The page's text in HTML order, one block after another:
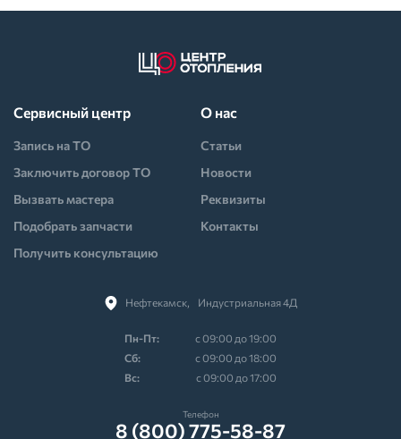
Нефтекамск,⠀Индустриальная 4Д
Пн-Пт:
с 09:00 до 19:00
Cб:
с 09:00 до 18:00
Вс:
с 09:00 до 17:00
Сервисный центр
Запись на ТО
Заключить договор ТО
Вызвать мастера
Подобрать запчасти
Получить консультацию
О нас
Статьи
Новости
Реквизиты
Контакты
Телефон
8 (800) 775-58-87